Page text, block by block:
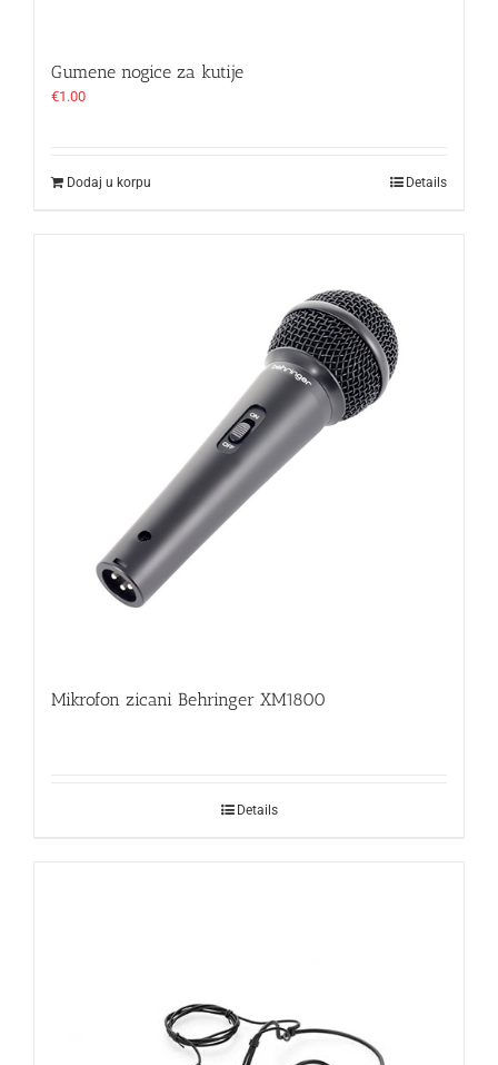
Gumene nogice za kutije
€1.00
Dodaj u korpu Details
Mikrofon zicani Behringer XM1800
Details